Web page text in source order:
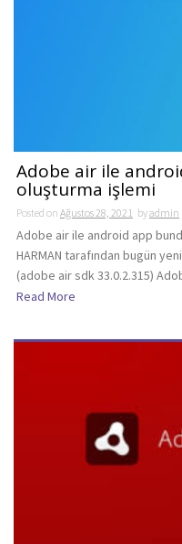
Adobe air ile
oluşturma işlemi
Posted on Ağustos 28, 2021 byadmin
Adobe air ile android app
HARMAN tarafından bugün
(adobe air sdk 33.0.2.315)
Read More